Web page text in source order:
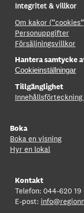
Integritet & villkor
Om kakor
Personuppgifter
Försäljningsvillkor
Hantera samtycke
Cookieinställningar
Tillgänglighet
Innehållsförteckning
Boka
Boka en visning
Hyr en lokal
Kontakt
Telefon: 044-620 19
E-post: